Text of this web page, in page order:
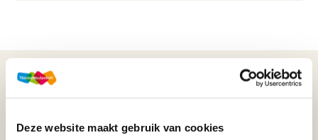
Deze website maakt gebruik van cookies
WIJ STAAN VOOR JE KLAAR!
033-4483000